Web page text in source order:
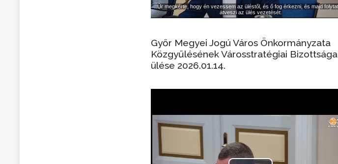
Győr Megyei Jogú Város Önkormányzata
Közgyűlésének Városstratégiai Bizottsága
ülése 2026.01.14.